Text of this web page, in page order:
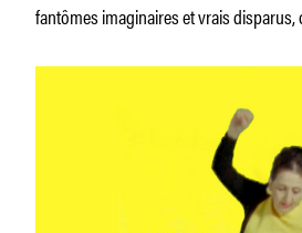
fantômes imaginaires et vrais disparus,